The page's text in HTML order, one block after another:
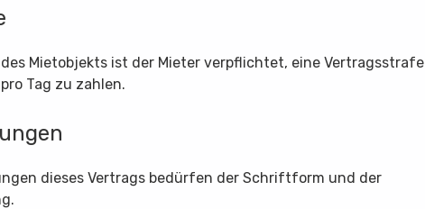
Mietobjekts ist der Mieter verpflichtet, eine Vertragsstrafe
Tag zu zahlen.
dieses Vertrags bedürfen der Schriftform und der